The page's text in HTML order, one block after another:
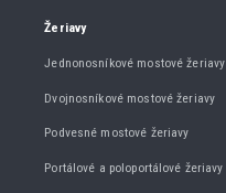
Žeriavy
Jednonosníkové mostové žeriavy
Dvojnosníkové mostové žeriavy
Podvesné mostové žeriavy
Portálové a poloportálové žeriavy